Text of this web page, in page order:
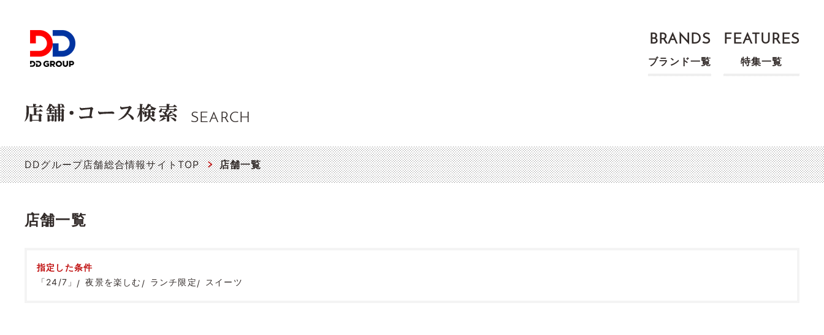
BRANDS
ブランド一覧
FEATURES
特集一覧
SEARCH
DDグループ店舗総合情報サイトTOP 店舗一覧
店舗一覧
指定した条件
「24/7」
夜景を楽しむ ランチ限定 スイーツ